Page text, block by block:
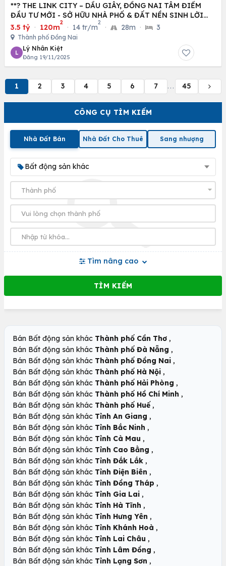
CÔNG CỤ TÌM KIẾM
Nhà Đất Bán Nhà Đất Cho Thuê Sang nhượng
Bất động sản khác
Tìm nâng cao
**? THE LINK CITY – DẦU GIÂY, ĐỒNG NAI TÂM ĐIỂM
ĐẦU TƯ MỚI - SỞ HỮU NHÀ PHỐ & ĐẤT NỀN SINH LỜI
CAO
3.5 tỷ · 120m
2
· 14 tr/m
2
· 28m · 3
Thành phố Đồng Nai
L
Lý Nhân Kiệt
Đăng 19/11/2025
1 2 3 4 5 6 7 ... 45
Bán Bất động sản khác Thành phố Cần Thơ ,
Bán Bất động sản khác Thành phố Đà Nẵng ,
Bán Bất động sản khác Thành phố Đồng Nai ,
Bán Bất động sản khác Thành phố Hà Nội ,
Bán Bất động sản khác Thành phố Hải Phòng ,
Bán Bất động sản khác Thành phố Hồ Chí Minh ,
Bán Bất động sản khác Thành phố Huế ,
Bán Bất động sản khác Tỉnh An Giang ,
Bán Bất động sản khác Tỉnh Bắc Ninh ,
Bán Bất động sản khác Tỉnh Cà Mau ,
Bán Bất động sản khác Tỉnh Cao Bằng ,
Bán Bất động sản khác Tỉnh Đắk Lắk ,
Bán Bất động sản khác Tỉnh Điện Biên ,
Bán Bất động sản khác Tỉnh Đồng Tháp ,
Bán Bất động sản khác Tỉnh Gia Lai ,
Bán Bất động sản khác Tỉnh Hà Tĩnh ,
Bán Bất động sản khác Tỉnh Hưng Yên ,
Bán Bất động sản khác Tỉnh Khánh Hoà ,
Bán Bất động sản khác Tỉnh Lai Châu ,
Bán Bất động sản khác Tỉnh Lâm Đồng ,
Bán Bất động sản khác Tỉnh Lạng Sơn ,